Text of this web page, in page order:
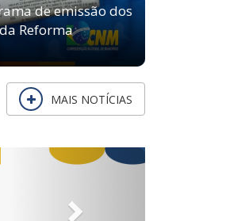
de emissão dos
Reforma
MAIS NOTÍCIAS
Next